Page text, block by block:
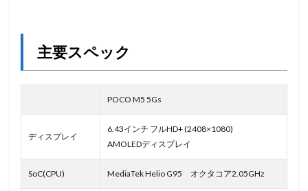
主要スペック
POCO M5 5Gs
ディスプレイ
6.43インチ フルHD+ (2408×1080)
AMOLEDディスプレイ
SoC(CPU) MediaTek Helio G95 オクタコア2.05GHz